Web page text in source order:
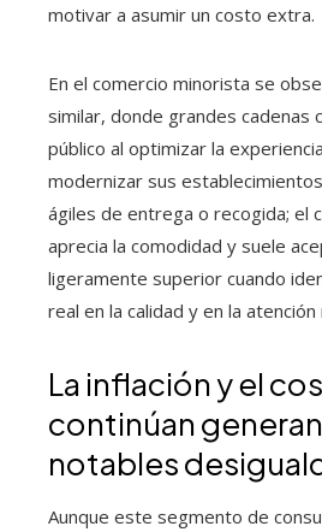
motivar a asumir un costo extra.
En el comercio minorista se
similar, donde grandes cadenas
público al optimizar la
modernizar sus
ágiles de entrega o recogida; el
aprecia la comodidad y suele
ligeramente superior cuando
real en la calidad y en la atención
La inflación y el
continúan
notables
Aunque este segmento de